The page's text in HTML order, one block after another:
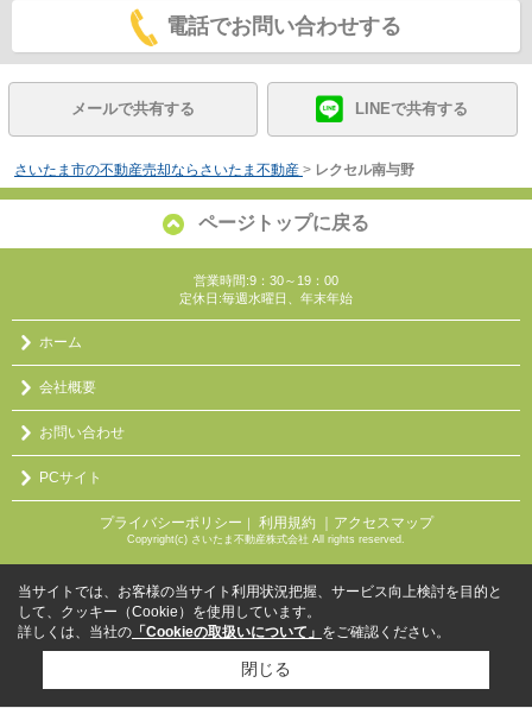
電話でお問い合わせする
メールで共有する LINEで共有する
さいたま市の不動産売却ならさいたま不動産 > レクセル南与野
ページトップに戻る
営業時間:9：30～19：00
定休日:毎週水曜日、年末年始
ホーム
会社概要
お問い合わせ
PCサイト
プライバシーポリシー ｜ 利用規約 ｜アクセスマップ
Copyright(c) さいたま不動産株式会社 All rights reserved.
当サイトでは、お客様の当サイト利用状況把握、サービス向上検討を目的と
して、クッキー（Cookie）を使用しています。
詳しくは、当社の 「Cookieの取扱いについて」 をご確認ください。
閉じる